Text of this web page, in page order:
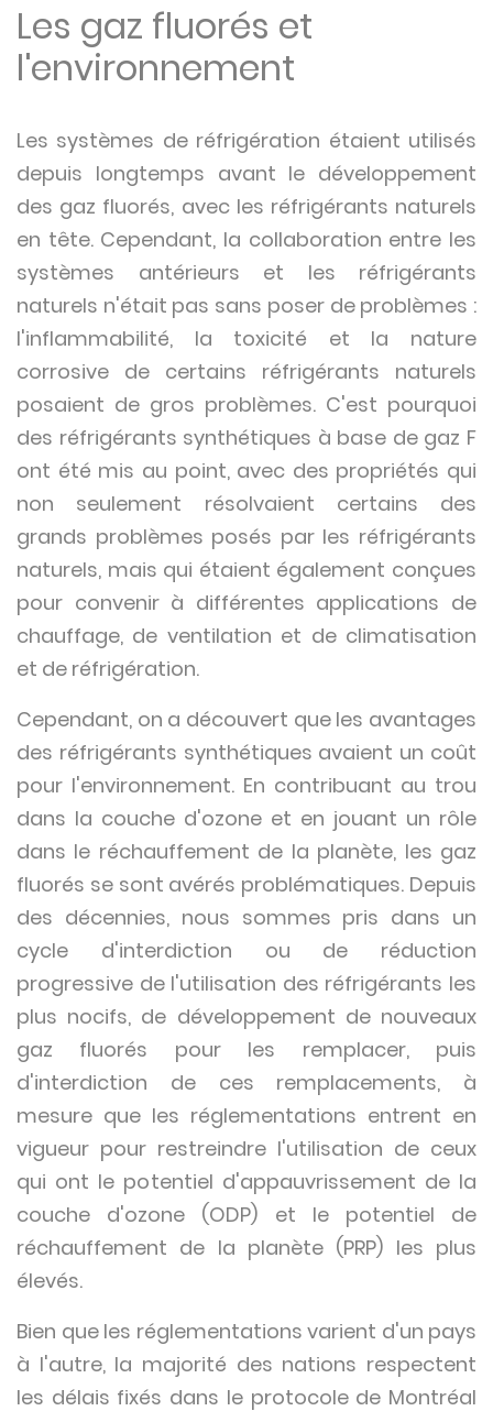
Les gaz fluorés et
l'environnement
Les systèmes de réfrigération étaient utilisés
depuis longtemps avant le développement
des gaz fluorés, avec les réfrigérants naturels
en tête. Cependant, la collaboration entre les
systèmes antérieurs et les réfrigérants
naturels n'était pas sans poser de problèmes :
l'inflammabilité, la toxicité et la nature
corrosive de certains réfrigérants naturels
posaient de gros problèmes. C'est pourquoi
des réfrigérants synthétiques à base de gaz F
ont été mis au point, avec des propriétés qui
non seulement résolvaient certains des
grands problèmes posés par les réfrigérants
naturels, mais qui étaient également conçues
pour convenir à différentes applications de
chauffage, de ventilation et de climatisation
et de réfrigération.
Cependant, on a découvert que les avantages
des réfrigérants synthétiques avaient un coût
pour l'environnement. En contribuant au trou
dans la couche d'ozone et en jouant un rôle
dans le réchauffement de la planète, les gaz
fluorés se sont avérés problématiques. Depuis
des décennies, nous sommes pris dans un
cycle d'interdiction ou de réduction
progressive de l'utilisation des réfrigérants les
plus nocifs, de développement de nouveaux
gaz fluorés pour les remplacer, puis
d'interdiction de ces remplacements, à
mesure que les réglementations entrent en
vigueur pour restreindre l'utilisation de ceux
qui ont le potentiel d'appauvrissement de la
couche d'ozone (ODP) et le potentiel de
réchauffement de la planète (PRP) les plus
élevés.
Bien que les réglementations varient d'un pays
à l'autre, la majorité des nations respectent
les délais fixés dans le protocole de Montréal